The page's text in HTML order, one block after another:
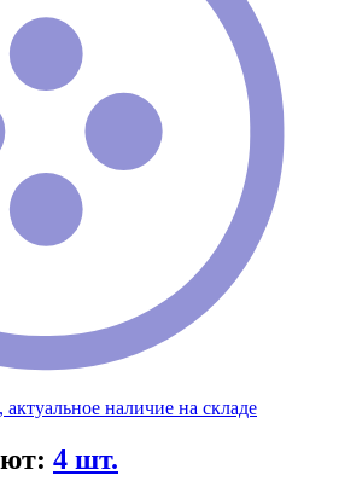
наличие на складе
4 шт.